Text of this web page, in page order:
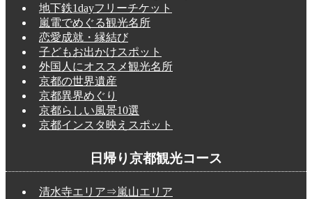
地下鉄1dayフリーチケット
嵐電でめぐる観光名所
恋愛成就・縁結び
子どもお出かけスポット
外国人にオススメ観光名所
京都の世界遺産
京都異界めぐり
京都らしい風景10選
京都インスタ映えスポット
日帰り京都観光コース
清水寺エリア⇒嵐山エリア